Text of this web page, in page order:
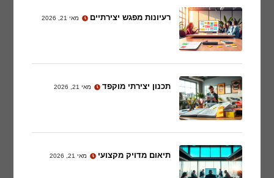
רעיונות מפגש יצירתיים מאי 21, 2026
תכנון יצירתי מוקפד מאי 21, 2026
תיאום מדויק מקצועי מאי 21, 2026